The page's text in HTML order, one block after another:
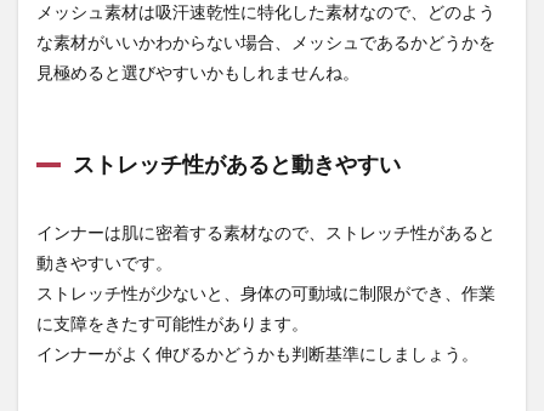
ーで
涼し
く作
業し
メッシュ素材は吸汗速乾性に特化した素材なので、どのよう
な素材がいいかわからない場合、メッシュであるかどうかを
見極めると選びやすいかもしれませんね。
ストレッチ性があると動きやすい
インナーは肌に密着する素材なので、ストレッチ性があると
動きやすいです。
ストレッチ性が少ないと、身体の可動域に制限ができ、作業
に支障をきたす可能性があります。
インナーがよく伸びるかどうかも判断基準にしましょう。